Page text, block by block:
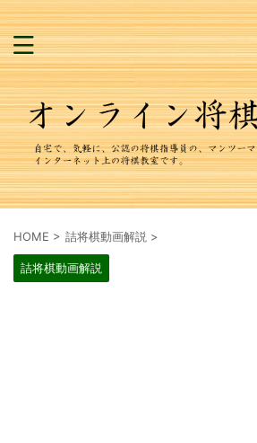
HOME > 詰将棋動画解説 >
詰将棋動画解説